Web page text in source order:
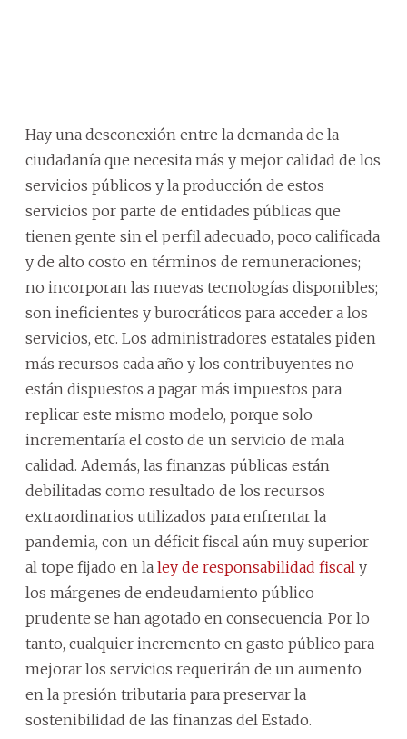
Hay una desconexión entre la demanda de la
ciudadanía que necesita más y mejor calidad de los
servicios públicos y la producción de estos
servicios por parte de entidades públicas que
tienen gente sin el perfil adecuado, poco calificada
y de alto costo en términos de remuneraciones;
no incorporan las nuevas tecnologías disponibles;
son ineficientes y burocráticos para acceder a los
servicios, etc. Los administradores estatales piden
más recursos cada año y los contribuyentes no
están dispuestos a pagar más impuestos para
replicar este mismo modelo, porque solo
incrementaría el costo de un servicio de mala
calidad. Además, las finanzas públicas están
debilitadas como resultado de los recursos
extraordinarios utilizados para enfrentar la
pandemia, con un déficit fiscal aún muy superior
al tope fijado en la ley de responsabilidad fiscal y
los márgenes de endeudamiento público
prudente se han agotado en consecuencia. Por lo
tanto, cualquier incremento en gasto público para
mejorar los servicios requerirán de un aumento
en la presión tributaria para preservar la
sostenibilidad de las finanzas del Estado.